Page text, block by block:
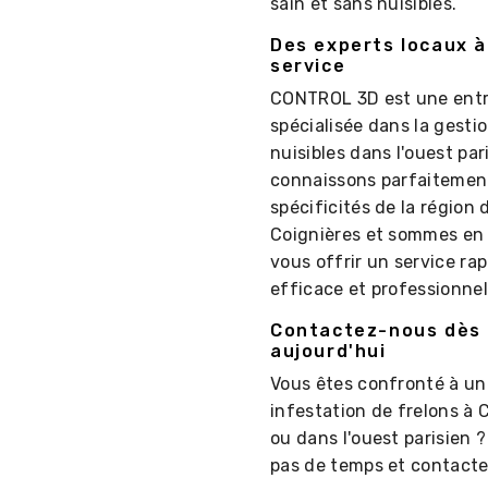
sain et sans nuisibles.
Des experts locaux
service
CONTROL 3D est une
spécialisée dans la
nuisibles dans l'ouest
connaissons
spécificités de la région
Coignières et sommes
vous offrir un service
efficace et
Contactez-nous dès
aujourd'hui
Vous êtes confronté à
infestation de frelons à
ou dans l'ouest parisien
pas de temps et